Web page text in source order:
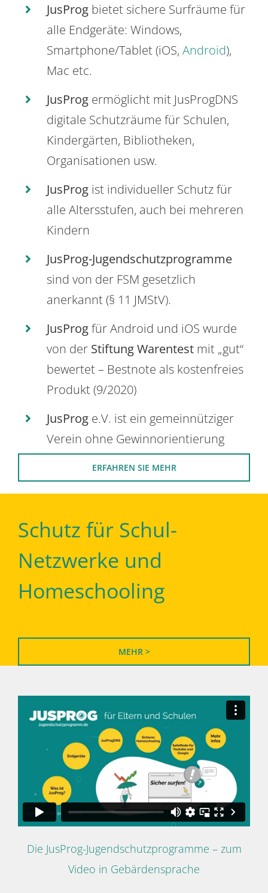
JusProg bietet sichere Surfräume für
alle Endgeräte: Windows,
Smartphone/Tablet (iOS, Android),
Mac etc.
JusProg ermöglicht mit JusProgDNS
digitale Schutzräume für Schulen,
Kindergärten, Bibliotheken,
Organisationen usw.
JusProg ist individueller Schutz für
alle Altersstufen, auch bei mehreren
Kindern
JusProg-Jugendschutzprogramme
sind von der FSM gesetzlich
anerkannt (§ 11 JMStV).
JusProgfür Android und iOS wurde
von der Stiftung Warentest mit „gut“
bewertet – Bestnote als kostenfreies
Produkt (9/2020)
JusProg e.V. ist ein gemeinnütziger
Verein ohne Gewinnorientierung
ERFAHREN SIE MEHR
Schutz für Schul-
Netzwerke und
Homeschooling
MEHR >
Die JusProg-Jugendschutzprogramme – zum
Video in Gebärdensprache